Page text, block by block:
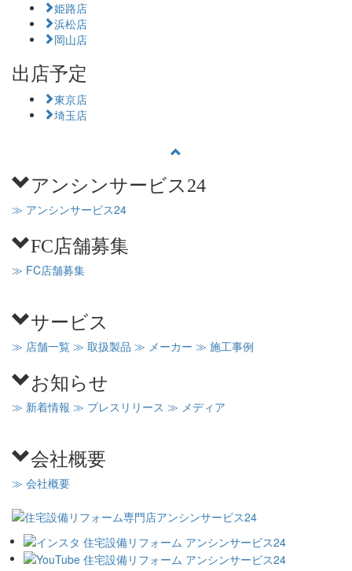
姫路店
浜松店
岡山店
出店予定
東京店
埼玉店
アンシンサービス24
≫ アンシンサービス24
FC店舗募集
≫ FC店舗募集
サービス
≫ 店舗一覧 ≫ 取扱製品 ≫ メーカー ≫ 施工事例
お知らせ
≫ 新着情報 ≫ プレスリリース ≫ メディア
会社概要
≫ 会社概要